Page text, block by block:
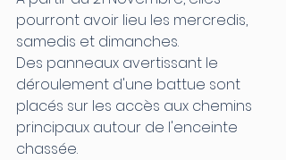
pourront avoir lieu les mercredis,
samedis et dimanches.
Des panneaux avertissant le
déroulement d'une battue sont
placés sur les accès aux chemins
principaux autour de l'enceinte
chassée.